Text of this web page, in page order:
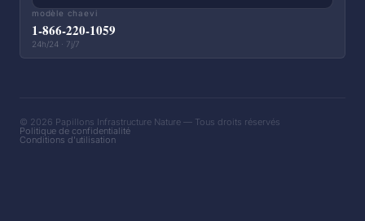
modèle chaevi
1-866-220-1059
24h/24 · 7j/7
© 2026 Papillons Infrastructure Nature — Tous droits réservés
Politique de confidentialité
Conditions d'utilisation